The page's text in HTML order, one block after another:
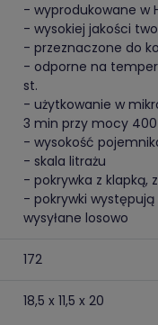
- wyprodukowane w
- wysokiej jakości
- przeznaczone do
- odporne na
st.
- użytkowanie w
3 min przy mocy
- wysokość
- skala litrażu
- pokrywka z klapką,
- pokrywki
wysyłane losowo
172
18,5 x 11,5 x 20